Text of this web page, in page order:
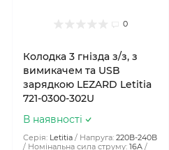
0
Колодка 3 гнізда з/з, з
вимикачем та USB
зарядкою LEZARD Letitia
721-0300-302U
В наявності
Серія: Letitia Напруга: 220В-240В
Номінальна сила струму: 16A